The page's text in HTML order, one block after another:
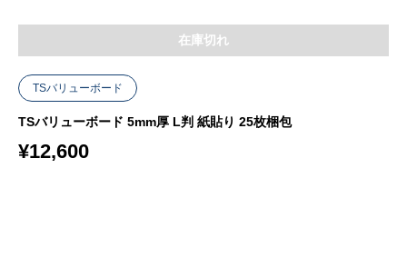
TSバリューボード
TSバリューボード 5mm厚 L判 紙貼り 25枚梱包
¥12,600
在庫切れ